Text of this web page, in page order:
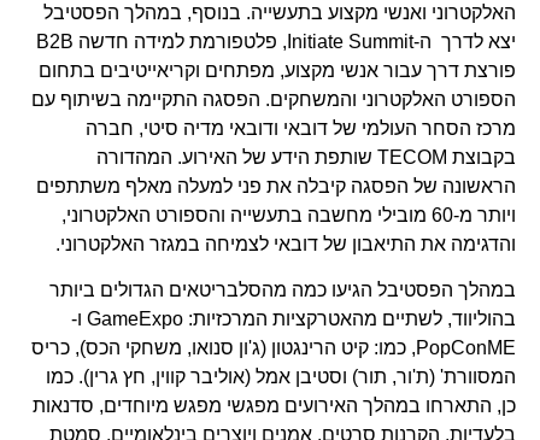
האלקטרוני ואנשי מקצוע בתעשייה. בנוסף, במהלך הפסטיבל
יצא לדרך ה-Initiate Summit, פלטפורמת למידה חדשה B2B
פורצת דרך עבור אנשי מקצוע, מפתחים וקריאייטיבים בתחום
הספורט האלקטרוני והמשחקים. הפסגה התקיימה בשיתוף עם
מרכז הסחר העולמי של דובאי ודובאי מדיה סיטי, חברה
בקבוצת TECOM שותפת הידע של האירוע. המהדורה
הראשונה של הפסגה קיבלה את פני למעלה מאלף משתתפים
ויותר מ-60 מובילי מחשבה בתעשייה והספורט האלקטרוני,
והדגימה את התיאבון של דובאי לצמיחה במגזר האלקטרוני.
במהלך הפסטיבל הגיעו כמה מהסלבריטאים הגדולים ביותר
בהוליווד, לשתיים מהאטרקציות המרכזיות: GameExpo ו-
PopConME, כמו: קיט הרינגטון (ג'ון סנואו, משחקי הכס), כריס
המסוורת' (ת'ור, תור) וסטיבן אמל (אוליבר קווין, חץ גרין). כמו
כן, התארחו במהלך האירועים מפגשי מפגש מיוחדים, סדנאות
בלעדיות, הקרנות סרטים, אמנים ויוצרים בינלאומיים, סמטת